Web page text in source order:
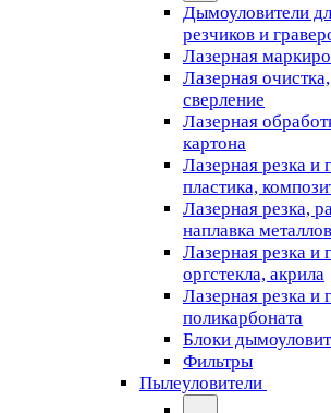
Дымоуловители
резчиков и
Лазерная
Лазерная
сверление
Лазерная
картона
Лазерная резка и
пластика,
Лазерная резка,
наплавка металлов
Лазерная резка и
оргстекла, акрила
Лазерная резка и
поликарбоната
Блоки
Фильтры
Пылеуловители